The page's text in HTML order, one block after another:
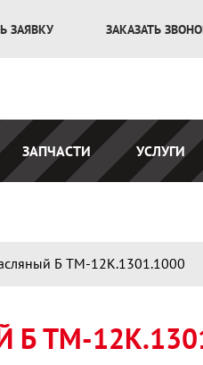
ЗАЯВКУ ЗАКАЗАТЬ
ЗАПЧАСТИ УСЛУГИ
Б ТМ-12К.1301.1000
ТМ-